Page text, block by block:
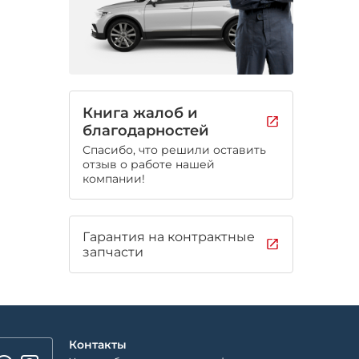
Книга жалоб и
благодарностей
Спасибо, что решили оставить
отзыв о работе нашей
компании!
Гарантия на контрактные
запчасти
Контакты